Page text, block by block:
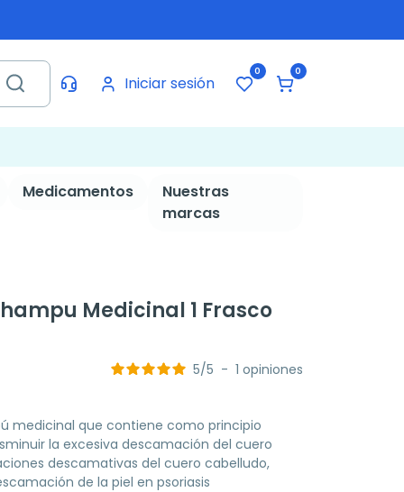
Iniciar sesión
0 0
Medicamentos
Nuestras
marcas
Medicinal 1 Frasco
5/5 - 1 opiniones
medicinal que contiene como principio
la excesiva descamación del cuero
descamativas del cuero cabelludo,
de la piel en psoriasis